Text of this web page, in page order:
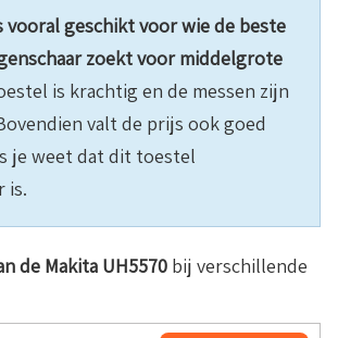
geschikt voor wie de beste
zoekt voor middelgrote
is krachtig en de messen zijn
valt de prijs ook goed
je weet dat dit toestel
is.
de Makita UH5570 bij verschillende